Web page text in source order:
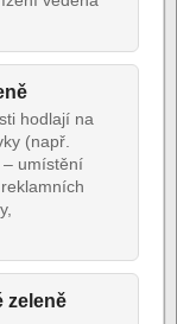
hodlají na
(např.
– umístění
zeleně